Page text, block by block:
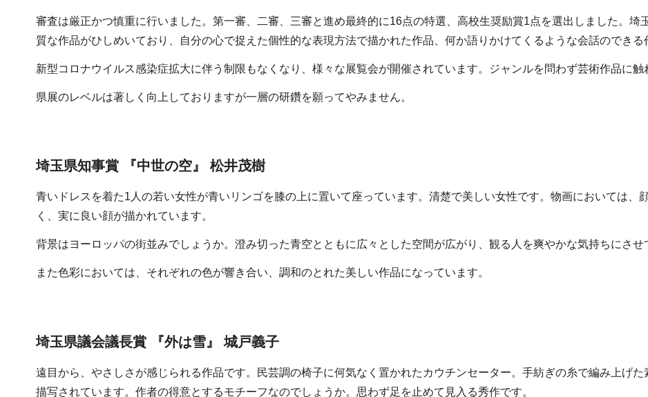
審査は厳正かつ慎重に行いました。第一審、二審、三審と進め最終的に16点の特選、高校生奨励賞1点を選出しました。埼
質な作品がひしめいており、自分の心で捉えた個性的な表現方法で描かれた作品、何か語りかけてくるような会話のできる
新型コロナウイルス感染症拡大に伴う制限もなくなり、様々な展覧会が開催されています。ジャンルを問わず芸術作品に触
県展のレベルは著しく向上しておりますが一層の研鑽を願ってやみません。
埼玉県知事賞 『中世の空』 松井茂樹
青いドレスを着た1人の若い女性が青いリンゴを膝の上に置いて座っています。清楚で美しい女性です。物画においては、
く、実に良い顔が描かれています。
背景はヨーロッパの街並みでしょうか。澄み切った青空とともに広々とした空間が広がり、観る人を爽やかな気持ちにさせ
また色彩においては、それぞれの色が響き合い、調和のとれた美しい作品になっています。
埼玉県議会議長賞 『外は雪』 城戸義子
遠目から、やさしさが感じられる作品です。民芸調の椅子に何気なく置かれたカウチンセーター。手紡ぎの糸で編み上げ
描写されています。作者の得意とするモチーフなのでしょうか。思わず足を止めて見入る秀作です。